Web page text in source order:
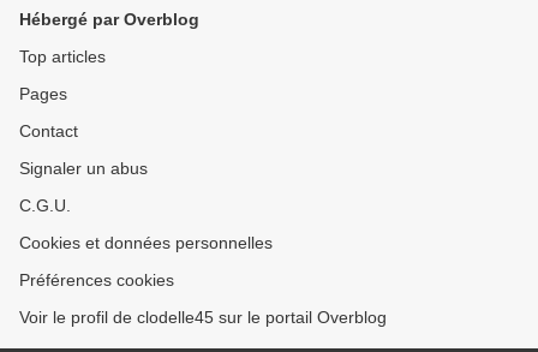
Hébergé par Overblog
Top articles
Pages
Contact
Signaler un abus
C.G.U.
Cookies et données personnelles
Préférences cookies
Voir le profil de clodelle45 sur le portail Overblog